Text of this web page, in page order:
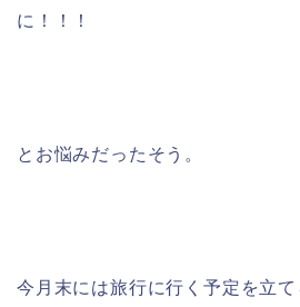
に！！！
とお悩みだったそう。
今月末には旅行に行く予定を立て